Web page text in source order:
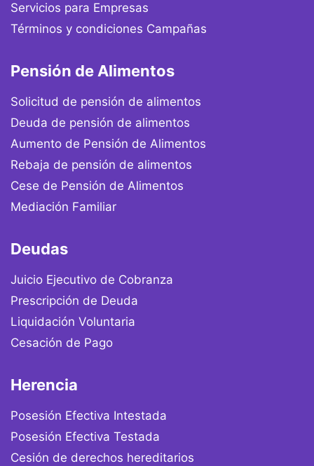
Servicios para Empresas
Términos y condiciones Campañas
Pensión de Alimentos
Solicitud de pensión de alimentos
Deuda de pensión de alimentos
Aumento de Pensión de Alimentos
Rebaja de pensión de alimentos
Cese de Pensión de Alimentos
Mediación Familiar
Deudas
Juicio Ejecutivo de Cobranza
Prescripción de Deuda
Liquidación Voluntaria
Cesación de Pago
Herencia
Posesión Efectiva Intestada
Posesión Efectiva Testada
Cesión de derechos hereditarios